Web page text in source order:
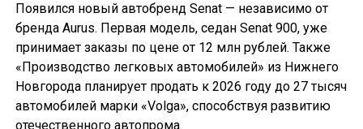
Появился новый автобренд Senat — независимо от
бренда Aurus. Первая модель, седан Senat 900, уже
принимает заказы по цене от 12 млн рублей. Также
«Производство легковых автомобилей» из Нижнего
Новгорода планирует продать к 2026 году до 27 тысяч
автомобилей марки «Volga», способствуя развитию
отечественного автопрома.